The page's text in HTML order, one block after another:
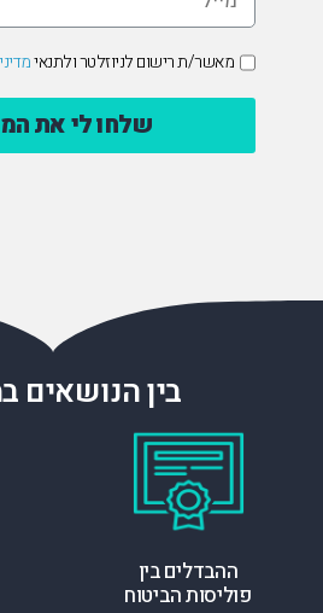
אישור
קבלת
דיוור *
מאשר/ת רישום לניוזלטר ולתנאי
בין הנושאים
ההבדלים בין
פוליסות הביטוח